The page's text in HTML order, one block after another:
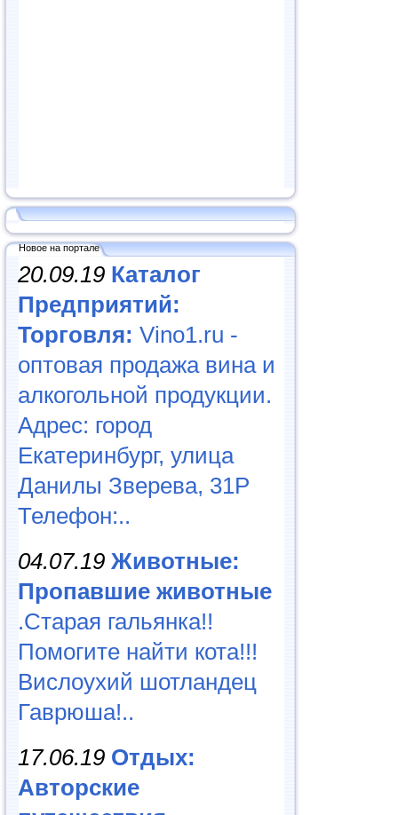
Новое на портале
20.09.19 Каталог
Предприятий:
Торговля: Vino1.ru -
оптовая продажа вина и
алкогольной продукции.
Адрес: город
Екатеринбург, улица
Данилы Зверева, 31Р
Телефон:..
04.07.19 Животные:
Пропавшие животные
.Старая гальянка!!
Помогите найти кота!!!
Вислоухий шотландец
Гаврюша!..
17.06.19 Отдых:
Авторские